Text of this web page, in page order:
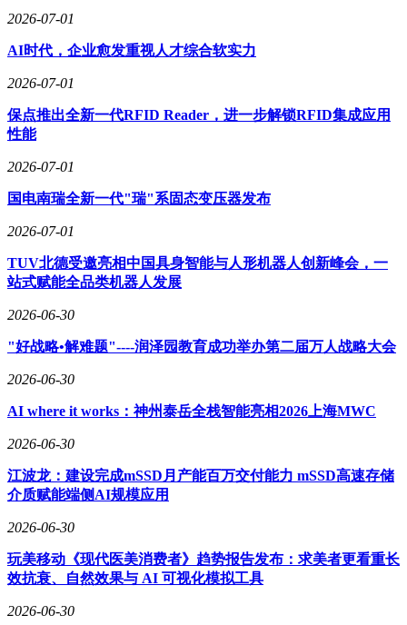
2026-07-01
AI时代，企业愈发重视人才综合软实力
2026-07-01
保点推出全新一代RFID Reader，进一步解锁RFID集成应用
性能
2026-07-01
国电南瑞全新一代"瑞"系固态变压器发布
2026-07-01
TUV北德受邀亮相中国具身智能与人形机器人创新峰会，一
站式赋能全品类机器人发展
2026-06-30
"好战略•解难题"----润泽园教育成功举办第二届万人战略大会
2026-06-30
AI where it works：神州泰岳全栈智能亮相2026上海MWC
2026-06-30
江波龙：建设完成mSSD月产能百万交付能力 mSSD高速存储
介质赋能端侧AI规模应用
2026-06-30
玩美移动《现代医美消费者》趋势报告发布：求美者更看重长
效抗衰、自然效果与 AI 可视化模拟工具
2026-06-30